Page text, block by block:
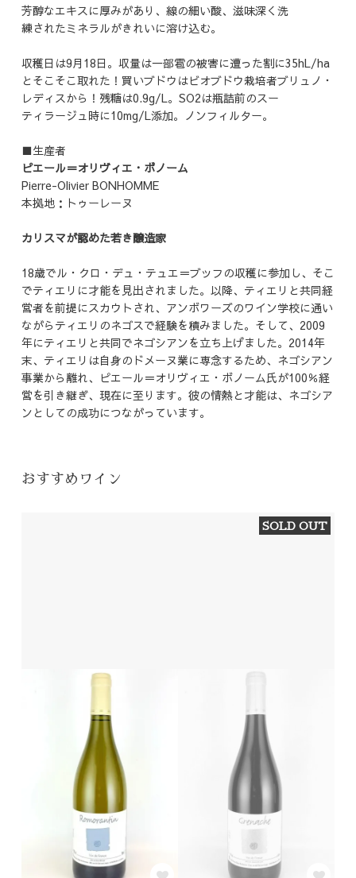
芳醇なエキスに厚みがあり、線の細い酸、滋味深く洗
練されたミネラルがきれいに溶け込む。
収穫日は9月18日。収量は一部雹の被害に遭った割に35hL/ha
とそこそこ取れた！買いブドウはビオブドウ栽培者ブリュノ・
レディスから！残糖は0.9g/L。SO2は瓶詰前のスー
ティラージュ時に10mg/L添加。ノンフィルター。
■生産者
ピエール＝オリヴィエ・ボノーム
Pierre-Olivier BONHOMME
本拠地：トゥーレーヌ
カリスマが認めた若き醸造家
18歳でル・クロ・デュ・テュエ＝ブッフの収穫に参加し、そこ
でティエリに才能を見出されました。以降、ティエリと共同経
営者を前提にスカウトされ、アンボワーズのワイン学校に通い
ながらティエリのネゴスで経験を積みました。そして、2009
年にティエリと共同でネゴシアンを立ち上げました。2014年
末、ティエリは自身のドメーヌ業に専念するため、ネゴシアン
事業から離れ、ピエール＝オリヴィエ・ボノーム氏が100％経
営を引き継ぎ、現在に至ります。彼の情熱と才能は、ネゴシア
ンとしての成功につながっています。
おすすめワイン
SOLD OUT